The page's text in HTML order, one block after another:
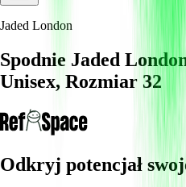
Jaded London
Spodnie Jaded
Unisex, Rozmiar 32
Odkryj potencjał